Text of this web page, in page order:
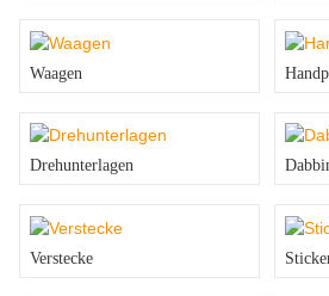
Waagen
Drehunterlagen
Verstecke